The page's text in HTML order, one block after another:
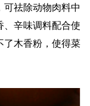
祛除动物肉料中
、辛味调料配合使
了木香粉，使得菜